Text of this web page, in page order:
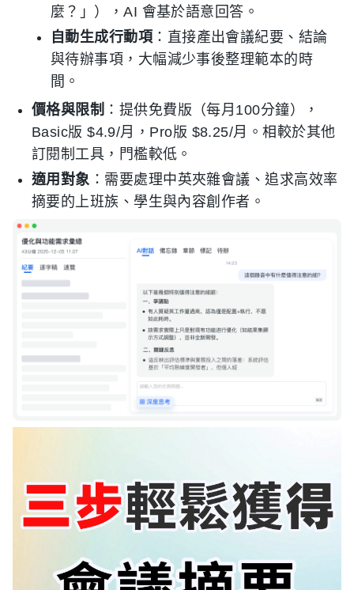
麼？」），AI 會基於語意回答。
自動生成行動項 ：直接產出會議紀要、結論
與待辦事項，大幅減少事後整理範本的時
間。
價格與限制 ：提供免費版（每月100分鐘），
Basic版 $4.9/月，Pro版 $8.25/月。相較於其他
訂閱制工具，門檻較低。
適用對象 ：需要處理中英夾雜會議、追求高效率
摘要的上班族、學生與內容創作者。